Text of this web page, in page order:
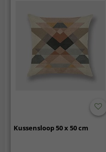
Kussensloop 50 x 50 cm